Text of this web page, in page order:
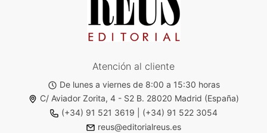
Atención al cliente
De lunes a viernes de 8:00 a 15:30 horas
C/ Aviador Zorita, 4 - S2 B. 28020 Madrid (España)
(+34) 91 521 3619
(+34) 91 522 3054
reus@editorialreus.es